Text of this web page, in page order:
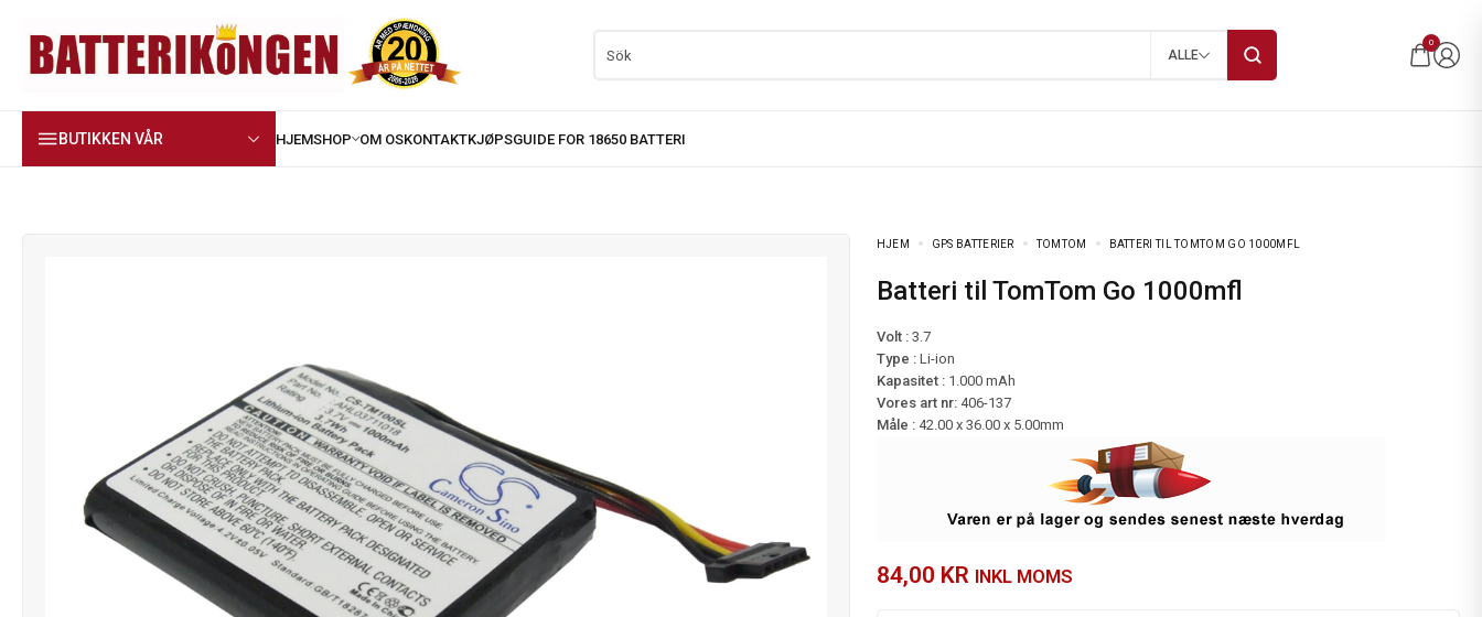
ALLE
0
BUTIKKEN VÅR
HJEM GPS BATTERIER TOMTOM BATTERI TIL TOMTOM GO 1000MFL
Batteri til TomTom Go 1000mfl
Volt :3.7
Type : Li-ion
Kapasitet : 1.000 mAh
Vores art nr: 406-137
Måle : 42.00 x 36.00 x 5.00mm
84,00 KR INKL MOMS